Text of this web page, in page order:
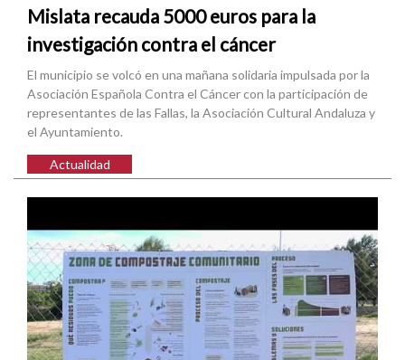
Mislata recauda 5000 euros para la
investigación contra el cáncer
El municipio se volcó en una mañana solidaria impulsada por la
Asociación Española Contra el Cáncer con la participación de
representantes de las Fallas, la Asociación Cultural Andaluza y
el Ayuntamiento.
Actualidad